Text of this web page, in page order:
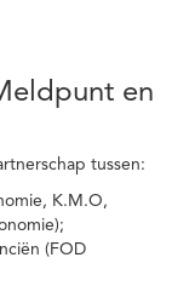
en
tussen:
K.M.O,
(FOD